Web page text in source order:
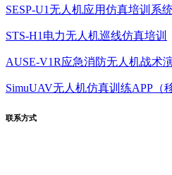
SESP-U1无人机应用仿真培训系
STS-H1电力无人机巡线仿真培训
AUSE-V1R应急消防无人机战术
SimuUAV无人机仿真训练APP（
联系方式